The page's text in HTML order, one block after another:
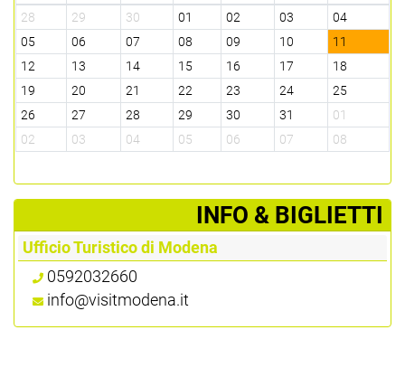
28
29 30 01 02 03
04
05
06 07 08 09 10
11
12
13 14 15 16 17
18
19
20 21 22 23 24
25
26
27 28 29 30 31
01
02
03 04 05 06 07 08
­INFO & BIGLIETTI
Ufficio Turistico di Modena
0592032660
info@visitmodena.it